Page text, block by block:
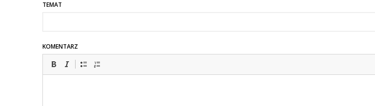
gminy
obejmuje
okolicę
TEMAT
KOMENTARZ